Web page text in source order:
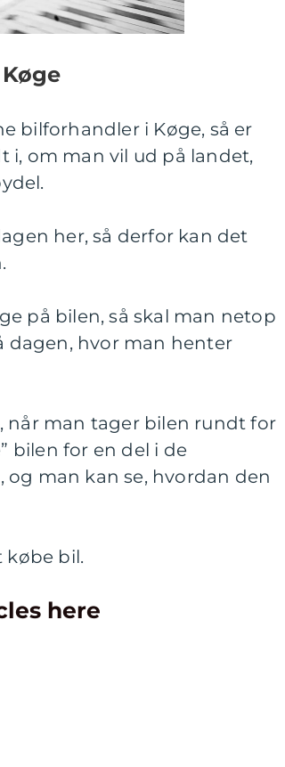
bilforhandler i Køge, så er
i, om man vil ud på landet,
her, så derfor kan det
på bilen, så skal man netop
dagen, hvor man henter
når man tager bilen rundt for
bilen for en del i de
og man kan se, hvordan den
købe bil.
here